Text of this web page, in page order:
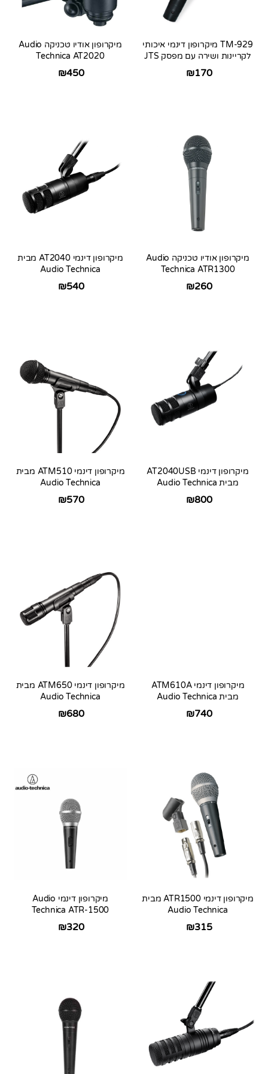
TM-929 מיקרופון דינמי איכותי
לקריינות ושירה עם מפסק JTS
₪170
מיקרופון אודיו טכניקה Audio
Technica AT2020
₪450
מיקרופון אודיו טכניקה Audio
Technica ATR1300
₪260
מיקרופון דינמי AT2040 מבית
Audio Technica
₪540
מיקרופון דינמי AT2040USB
מבית Audio Technica
₪800
מיקרופון דינמי ATM510 מבית
Audio Technica
₪570
מיקרופון דינמי ATM610A
מבית Audio Technica
₪740
מיקרופון דינמי ATM650 מבית
Audio Technica
₪680
מיקרופון דינמי ATR1500 מבית
Audio Technica
₪315
מיקרופון דינמי Audio
Technica ATR-1500
₪320